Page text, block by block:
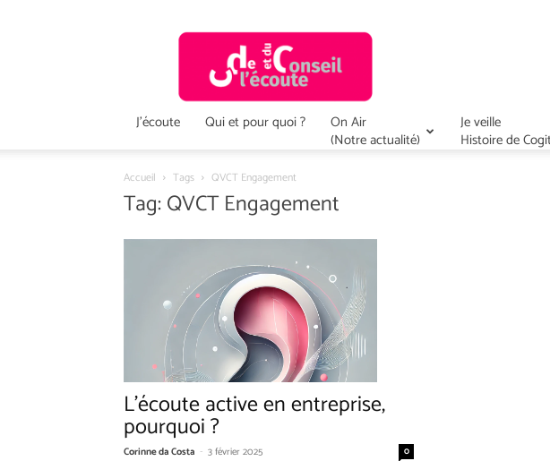
Ecoute
&
Conseil
J’écoute Qui et pour quoi ?
On Air
(Notre actualité)
Je veille
Histoire de
Accueil Tags QVCT Engagement
Tag: QVCT Engagement
L’écoute active en entreprise,
pourquoi ?
Corinne da Costa - 3 février 2025 0